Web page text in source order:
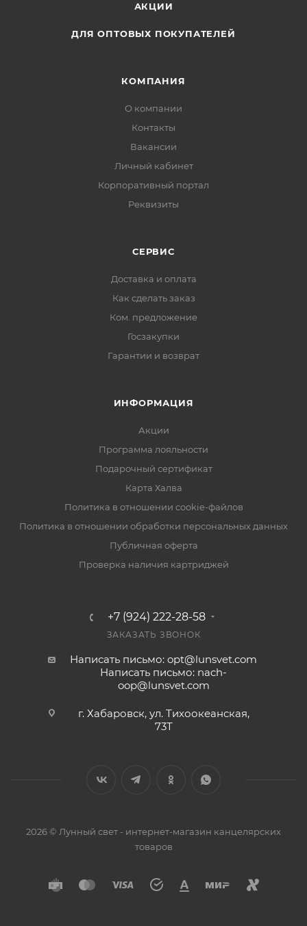
АКЦИИ
ДЛЯ ОПТОВЫХ ПОКУПАТЕЛЕЙ
КОМПАНИЯ
О компании
Контакты
Вакансии
Личный кабинет
Корпоративный портал
Реквизиты
СЕРВИС
Доставка и оплата
Как сделать заказ
Ком. предложение
Госзакупки
Гарантии и возврат
ИНФОРМАЦИЯ
Акции
Программа лояльности
Подарочный сертификат
Карта Халва
Политика в отношении cookie-файлов
Политика в отношении обработки персональных данных
Публичная оферта
Проверка наличия картриджей
+7 (924) 222-28-58
ЗАКАЗАТЬ ЗВОНОК
Написать письмо: opt@lunsvet.com
Написать письмо: nach-
oop@lunsvet.com
г. Хабаровск, ул. Тихоокеанская,
73Т
2026 © Лунный свет - интернет-магазин канцелярских
товаров